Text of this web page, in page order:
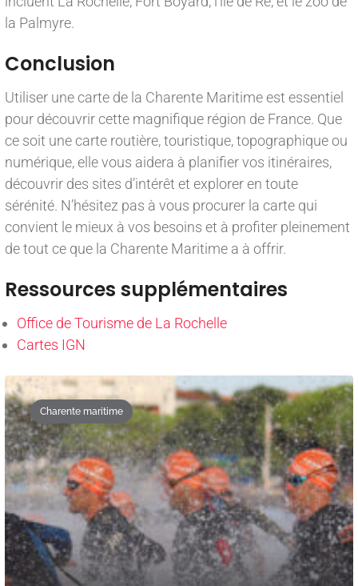
la Palmyre.
Conclusion
Utiliser une carte de la Charente Maritime est essentiel
pour découvrir cette magnifique région de France. Que
ce soit une carte routière, touristique, topographique ou
numérique, elle vous aidera à planifier vos itinéraires,
découvrir des sites d’intérêt et explorer en toute
sérénité. N’hésitez pas à vous procurer la carte qui
convient le mieux à vos besoins et à profiter pleinement
de tout ce que la Charente Maritime a à offrir.
Ressources supplémentaires
Office de Tourisme de La Rochelle
Cartes IGN
Charente maritime